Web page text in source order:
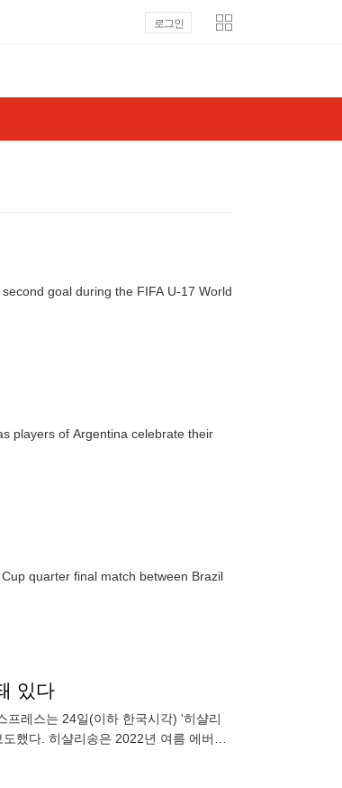
로그인
goal during the FIFA U-17 World
players of Argentina celebrate their
quarter final match between Brazil
있다
프레스는 24일(이하 한국시각) '히샬리
했다. 히샬리송은 2022년 여름 에버턴